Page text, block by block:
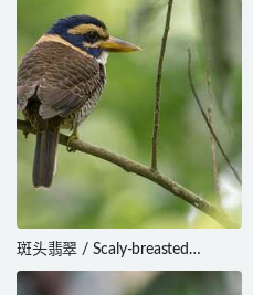
斑头翡翠 / Scaly-breasted
Kingfisher / Actenoides princeps